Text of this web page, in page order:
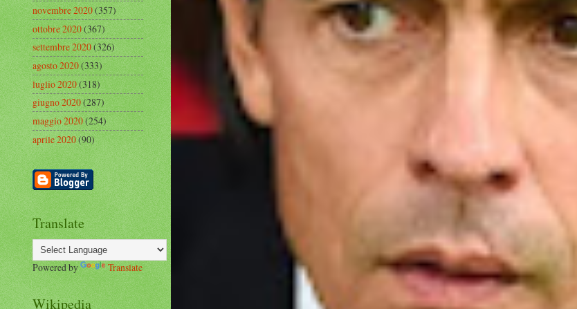
novembre 2020(357)
ottobre 2020(367)
settembre 2020(326)
agosto 2020(333)
luglio 2020(318)
giugno 2020(287)
maggio 2020(254)
aprile 2020(90)
Translate
Powered by Translate
Wikipedia